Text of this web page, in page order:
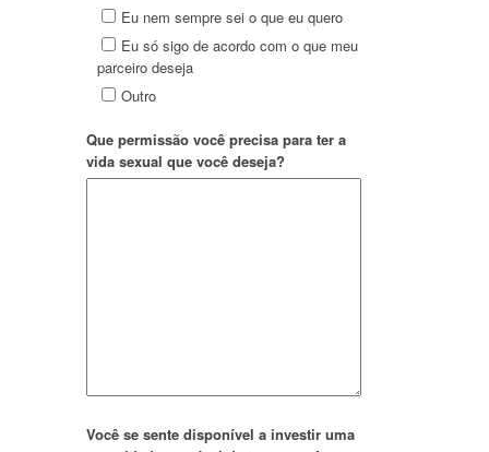
Eu nem sempre sei o que eu quero
Eu só sigo de acordo com o que meu
parceiro deseja
Outro
Que permissão você precisa para ter a
vida sexual que você deseja?
Você se sente disponível a investir uma